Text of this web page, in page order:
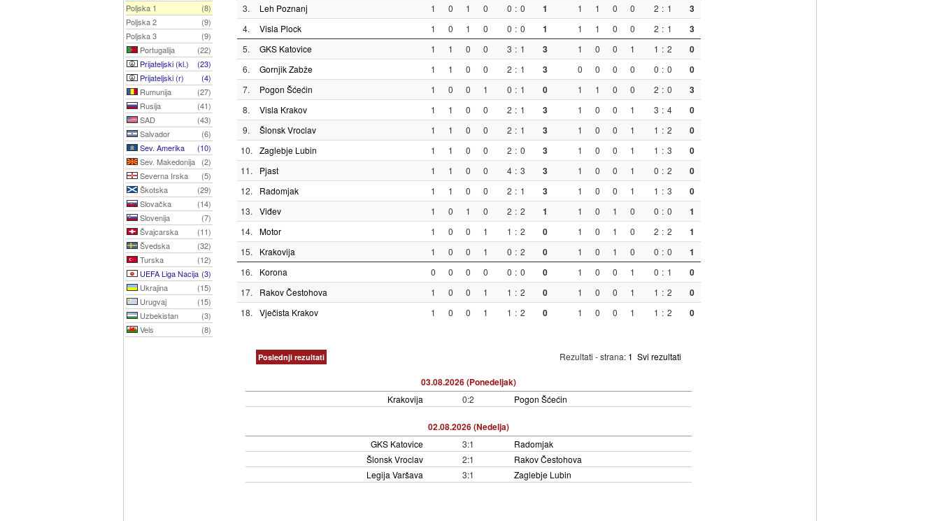
Poljska 1
(8)
Poljska 2
(9)
Poljska 3
(9)
Portugalija
(22)
Prijateljski (kl.)
(23)
Prijateljski (r)
(4)
Rumunija
(27)
Rusija
(41)
SAD
(43)
Salvador
(6)
Sev. Amerika
(10)
Sev. Makedonija
(2)
Severna Irska
(5)
Škotska
(29)
Slovačka
(14)
Slovenija
(7)
Švajcarska
(11)
Švedska
(32)
Turska
(12)
UEFA Liga Nacija (3)
Ukrajina
(15)
Urugvaj
(15)
Uzbekistan
(3)
Vels
(8)
3. Leh Poznanj 1 0 1 0 0 : 0 1 1 1 0 0 2 : 1 3
4. Visla Plock 1 0 1 0 0 : 0 1 1 1 0 0 2 : 1 3
5. GKS Katovice 1 1 0 0 3 : 1 3 1 0 0 1 1 : 2 0
6. Gornjik Zabže 1 1 0 0 2 : 1 3 0 0 0 0 0 : 0 0
7. Pogon Šćećin 1 0 0 1 0 : 1 0 1 1 0 0 2 : 0 3
8. Visla Krakov 1 1 0 0 2 : 1 3 1 0 0 1 3 : 4 0
9. Šlonsk Vroclav 1 1 0 0 2 : 1 3 1 0 0 1 1 : 2 0
10. Zaglebje Lubin 1 1 0 0 2 : 0 3 1 0 0 1 1 : 3 0
11. Pjast 1 1 0 0 4 : 3 3 1 0 0 1 0 : 2 0
12. Radomjak 1 1 0 0 2 : 1 3 1 0 0 1 1 : 3 0
13. Viđev 1 0 1 0 2 : 2 1 1 0 1 0 0 : 0 1
14. Motor 1 0 0 1 1 : 2 0 1 0 1 0 2 : 2 1
15. Krakovija 1 0 0 1 0 : 2 0 1 0 1 0 0 : 0 1
16. Korona 0 0 0 0 0 : 0 0 1 0 0 1 0 : 1 0
17. Rakov Čestohova 1 0 0 1 1 : 2 0 1 0 0 1 1 : 2 0
18. Vječista Krakov 1 0 0 1 1 : 2 0 1 0 0 1 1 : 2 0
Poslednji rezultati Rezultati - strana: 1 Svi rezultati
03.08.2026 (Ponedeljak)
Krakovija 0:2 Pogon Šćećin
02.08.2026 (Nedelja)
GKS Katovice 3:1
Radomjak
Šlonsk Vroclav
2:1
Rakov Čestohova
Legija Varšava
3:1 Zaglebje Lubin